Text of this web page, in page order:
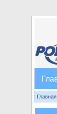
Главная